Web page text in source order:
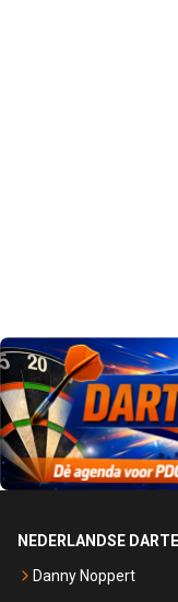
NEDERLANDSE
Danny Noppert